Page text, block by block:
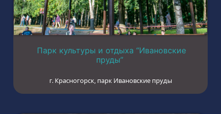
Парк культуры и отдыха “Ивановские
пруды”
г. Красногорск, парк Ивановские пруды